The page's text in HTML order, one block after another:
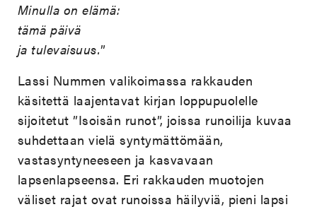
Minulla on elämä:
tämä päivä
ja tulevaisuus.”
Lassi Nummen valikoimassa rakkauden
käsitettä laajentavat kirjan loppupuolelle
sijoitetut ”Isoisän runot”, joissa runoilija kuvaa
suhdettaan vielä syntymättömään,
vastasyntyneeseen ja kasvavaan
lapsenlapseensa. Eri rakkauden muotojen
väliset rajat ovat runoissa häilyviä, pieni lapsi